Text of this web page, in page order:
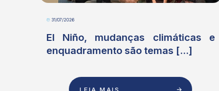
31/07/2026
El Niño, mudanças climáticas e
enquadramento são temas [...]
LEIA MAIS